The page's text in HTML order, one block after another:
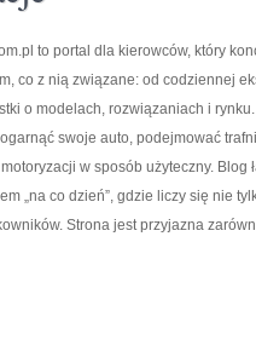
to portal dla kierowców, który
co z nią związane: od codziennej
o modelach, rozwiązaniach i
swoje auto, podejmować
w sposób użyteczny.
„na co dzień”, gdzie liczy się nie
Strona jest przyjazna